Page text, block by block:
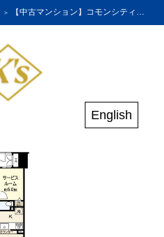
English
【中古マンション】コモンシティ住吉川公園C棟